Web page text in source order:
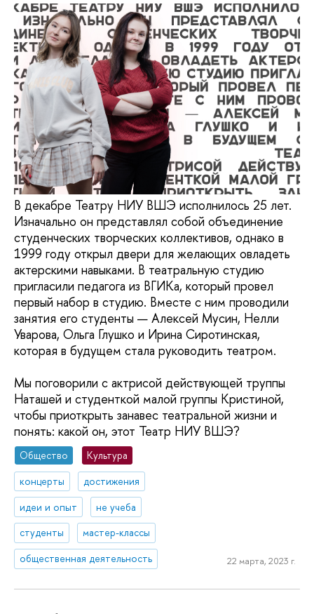
В декабре Театру НИУ ВШЭ исполнилось 25 лет.
Изначально он представлял собой объединение
студенческих творческих коллективов, однако в
1999 году открыл двери для желающих овладеть
актерскими навыками. В театральную студию
пригласили педагога из ВГИКа, который провел
первый набор в студию. Вместе с ним проводили
занятия его студенты — Алексей Мусин, Нелли
Уварова, Ольга Глушко и Ирина Сиротинская,
которая в будущем стала руководить театром.
Мы поговорили с актрисой действующей труппы
Наташей и студенткой малой группы Кристиной,
чтобы приоткрыть занавес театральной жизни и
понять: какой он, этот Театр НИУ ВШЭ?
Общество
Культура
концерты
достижения
идеи и опыт
не учеба
студенты
мастер-классы
общественная деятельность
22 марта, 2023 г.